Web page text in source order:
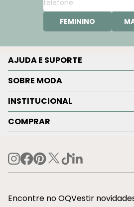
FEMININO
AJUDA E SUPORTE
SOBRE MODA
INSTITUCIONAL
COMPRAR
Encontre no OQVestir